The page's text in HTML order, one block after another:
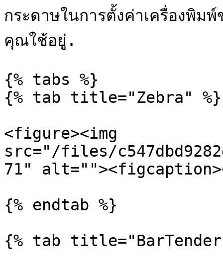
กระดาษในการตั้งค่าเครื่องพิม
คุณใช้อยู่.
{% tabs %}
{% tab title="Zebra" %}
<figure><img
src="/files/
71"
{% endtab %}
{% tab